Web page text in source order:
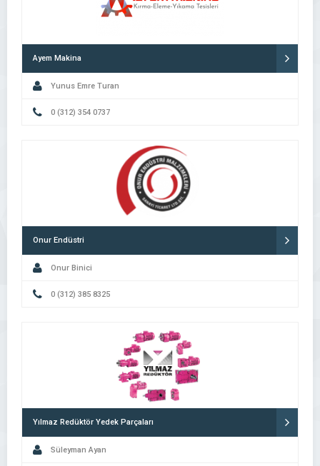
Ayem Makina
Yunus Emre Turan
0 (312) 354 0737
Onur Endüstri
Onur Binici
0 (312) 385 8325
Yılmaz Redüktör Yedek Parçaları
Süleyman Ayan